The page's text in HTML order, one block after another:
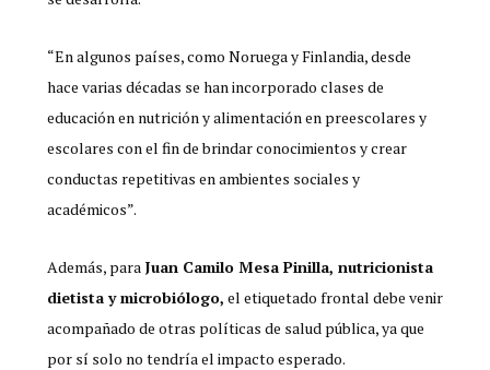
“En algunos países, como Noruega y Finlandia, desde
hace varias décadas se han incorporado clases de
educación en nutrición y alimentación en preescolares y
escolares con el fin de brindar conocimientos y crear
conductas repetitivas en ambientes sociales y
académicos”.
Además, para Juan Camilo Mesa Pinilla, nutricionista
dietista y microbiólogo, el etiquetado frontal debe venir
acompañado de otras políticas de salud pública, ya que
por sí solo no tendría el impacto esperado.